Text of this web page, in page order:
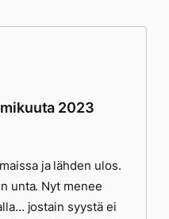
2023
ja lähden ulos.
unta. Nyt menee
jostain syystä ei